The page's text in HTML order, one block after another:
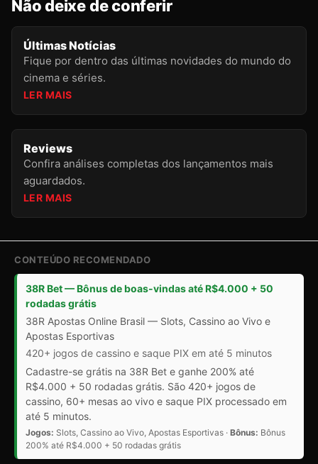
Não deixe de conferir
Últimas Notícias
Fique por dentro das últimas novidades do mundo do
cinema e séries.
LER MAIS
Reviews
Confira análises completas dos lançamentos mais
aguardados.
LER MAIS
CONTEÚDO RECOMENDADO
38R Bet — Bônus de boas-vindas até R$4.000 + 50
rodadas grátis
38R Apostas Online Brasil — Slots, Cassino ao Vivo e
Apostas Esportivas
420+ jogos de cassino e saque PIX em até 5 minutos
Cadastre-se grátis na 38R Bet e ganhe 200% até
R$4.000 + 50 rodadas grátis. São 420+ jogos de
cassino, 60+ mesas ao vivo e saque PIX processado em
até 5 minutos.
Jogos: Slots, Cassino ao Vivo, Apostas Esportivas · Bônus: Bônus
200% até R$4.000 + 50 rodadas grátis